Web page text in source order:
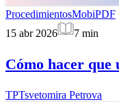
ProcedimientosMobiPDF
15 abr 2026
7 min
Cómo hacer que
TPTsvetomira Petrova